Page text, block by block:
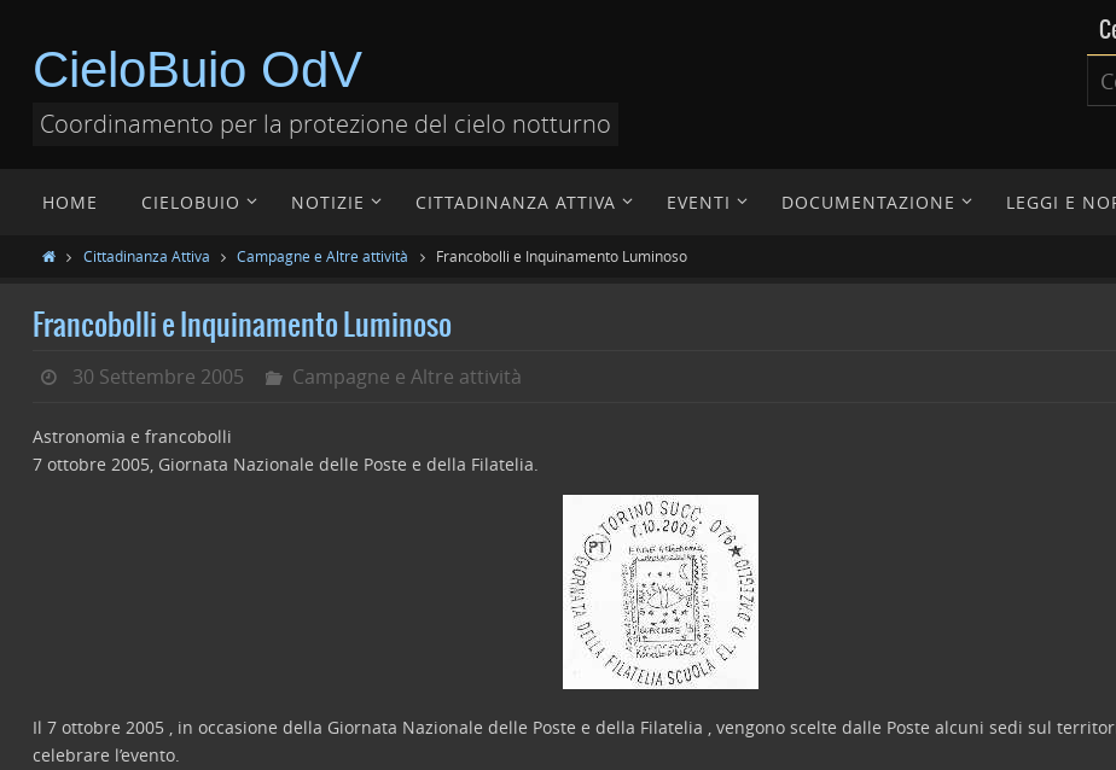
CieloBuio OdV
Coordinamento per la protezione del cielo notturno
HOME CIELOBUIO NOTIZIE CITTADINANZA ATTIVA EVENTI DOCUMENTAZIONE LEGGI E
Cittadinanza Attiva Campagne e Altre attività Francobolli e Inquinamento Luminoso
Francobolli e Inquinamento Luminoso
30 Settembre 2005 Campagne e Altre attività
Astronomia e francobolli
7 ottobre 2005, Giornata Nazionale delle Poste e della Filatelia.
Il 7 ottobre 2005 , in occasione della Giornata Nazionale delle Poste e della Filatelia , vengono scelte dalle Poste alcuni sedi sul
celebrare l’evento.